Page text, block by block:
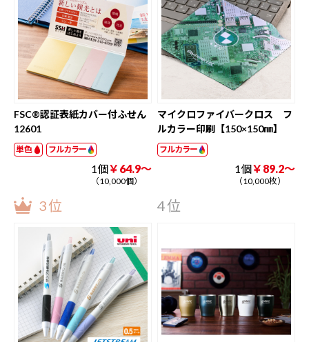
FSC®認証表紙カバー付ふせん
12601
単色 フルカラー
1個￥64.9～
（10,000個）
マイクロファイバークロス フ
ルカラー印刷【150×150㎜】
フルカラー
1個￥89.2～
（10,000枚）
3位 4位